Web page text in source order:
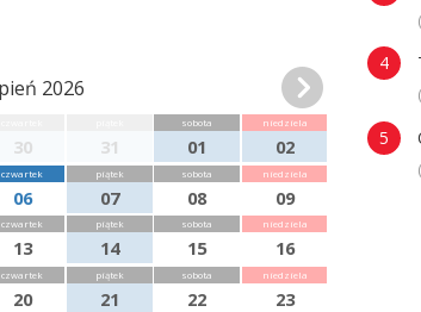
2026
30 31
sobota
01
niedziela
02
czwartek
06
piątek
07
sobota
08
niedziela
09
czwartek
13
piątek
14
sobota
15
niedziela
16
czwartek
20
piątek
21
sobota
22
niedziela
23